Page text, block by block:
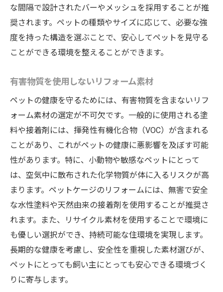
な間隔で設計されたバーやメッシュを採用することが推
奨されます。ペットの種類やサイズに応じて、必要な強
度を持った構造を選ぶことで、安心してペットを見守る
ことができる環境を整えることができます。
有害物質を使用しないリフォーム素材
ペットの健康を守るためには、有害物質を含まないリフ
ォーム素材の選定が不可欠です。一般的に使用される塗
料や接着剤には、揮発性有機化合物（VOC）が含まれる
ことがあり、これがペットの健康に悪影響を及ぼす可能
性があります。特に、小動物や敏感なペットにとって
は、空気中に散布された化学物質が体に入るリスクが高
まります。ペットケージのリフォームには、無害で安全
な水性塗料や天然由来の接着剤を使用することが推奨さ
れます。また、リサイクル素材を使用することで環境に
も優しい選択ができ、持続可能な住環境を実現します。
長期的な健康を考慮し、安全性を重視した素材選びが、
ペットにとっても飼い主にとっても安心できる環境づく
りに寄与します。